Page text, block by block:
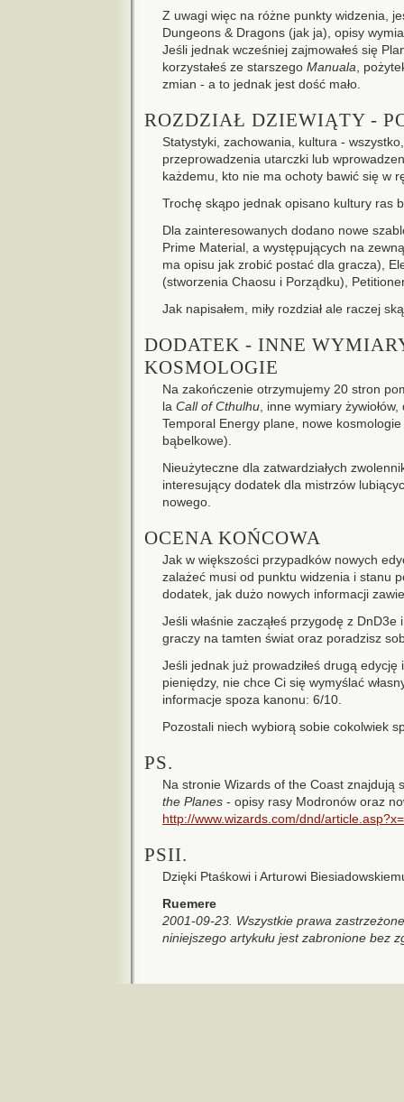
Z uwagi więc na różne punkty widzenia,
Dungeons & Dragons (jak ja), opisy
Jeśli jednak wcześniej zajmowałeś się
korzystałeś ze starszego Manuala ,
zmian - a to jednak jest dość mało.
ROZDZIAŁ DZIEWIĄTY -
Statystyki, zachowania, kultura -
przeprowadzenia utarczki lub
każdemu, kto nie ma ochoty bawić się w
Trochę skąpo jednak opisano kultury ras
Dla zainteresowanych dodano nowe
Prime Material, a występujących na
ma opisu jak zrobić postać dla gracza),
(stworzenia Chaosu i Porządku),
Jak napisałem, miły rozdział ale raczej
DODATEK - INNE
KOSMOLOGIE
Na zakończenie otrzymujemy 20 stron
la Call of Cthulhu , inne wymiary
Temporal Energy plane, nowe
bąbelkowe).
Nieużyteczne dla zatwardziałych
interesujący dodatek dla mistrzów
nowego.
OCENA KOŃCOWA
Jak w większości przypadków nowych
zalażeć musi od punktu widzenia i stanu
dodatek, jak dużo nowych informacji
Jeśli właśnie zacząłeś przygodę z
graczy na tamten świat oraz poradzisz
Jeśli jednak już prowadziłeś drugą
pieniędzy, nie chce Ci się wymyślać
informacje spoza kanonu: 6/10.
Pozostali niech wybiorą sobie cokolwiek
PS.
Na stronie Wizards of the Coast znajdują
the Planes - opisy rasy Modronów oraz
http://www.wizards.com/dnd/
PSII.
Dzięki Ptaśkowi i Arturowi
Ruemere
2001-09-23. Wszystkie prawa
niniejszego artykułu jest zabronione bez